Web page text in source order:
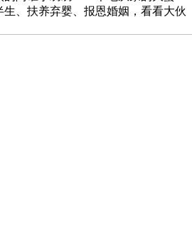
、扶养弃婴、报恩婚姻，看看大伙